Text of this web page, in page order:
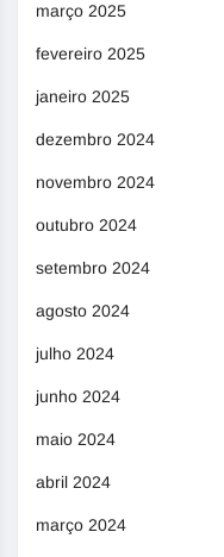
março 2025
fevereiro 2025
janeiro 2025
dezembro 2024
novembro 2024
outubro 2024
setembro 2024
agosto 2024
julho 2024
junho 2024
maio 2024
abril 2024
março 2024